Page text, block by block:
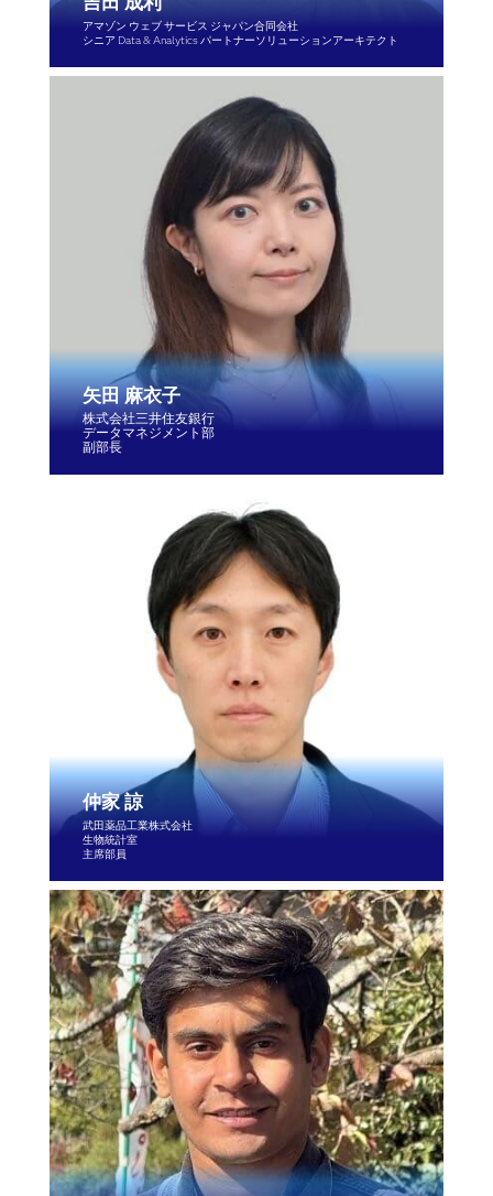
アマゾン ウェブ サービス ジャパン合同会社
シニア Data & Analytics パートナーソリューションアーキテクト
矢田 麻衣子
株式会社三井住友銀行
データマネジメント部
副部長
仲家 諒
武田薬品工業株式会社
生物統計室
主席部員